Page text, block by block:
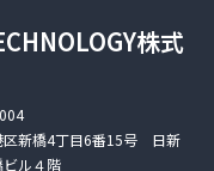
株式
区新橋4丁目6番15号 日新
ル４階